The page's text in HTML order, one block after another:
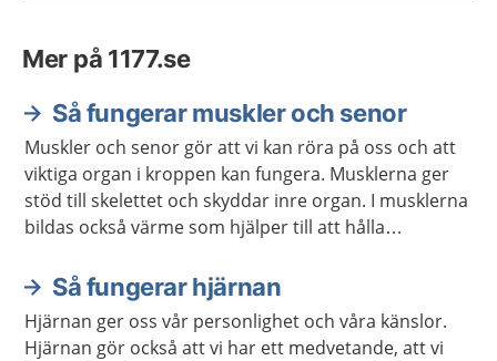
Mer på 1177.se
Så fungerar muskler och senor
Muskler och senor gör att vi kan röra på oss och att
viktiga organ i kroppen kan fungera. Musklerna ger
stöd till skelettet och skyddar inre organ. I musklerna
bildas också värme som hjälper till att hålla
Så fungerar hjärnan
Hjärnan ger oss vår personlighet och våra känslor.
Hjärnan gör också att vi har ett medvetande, att vi